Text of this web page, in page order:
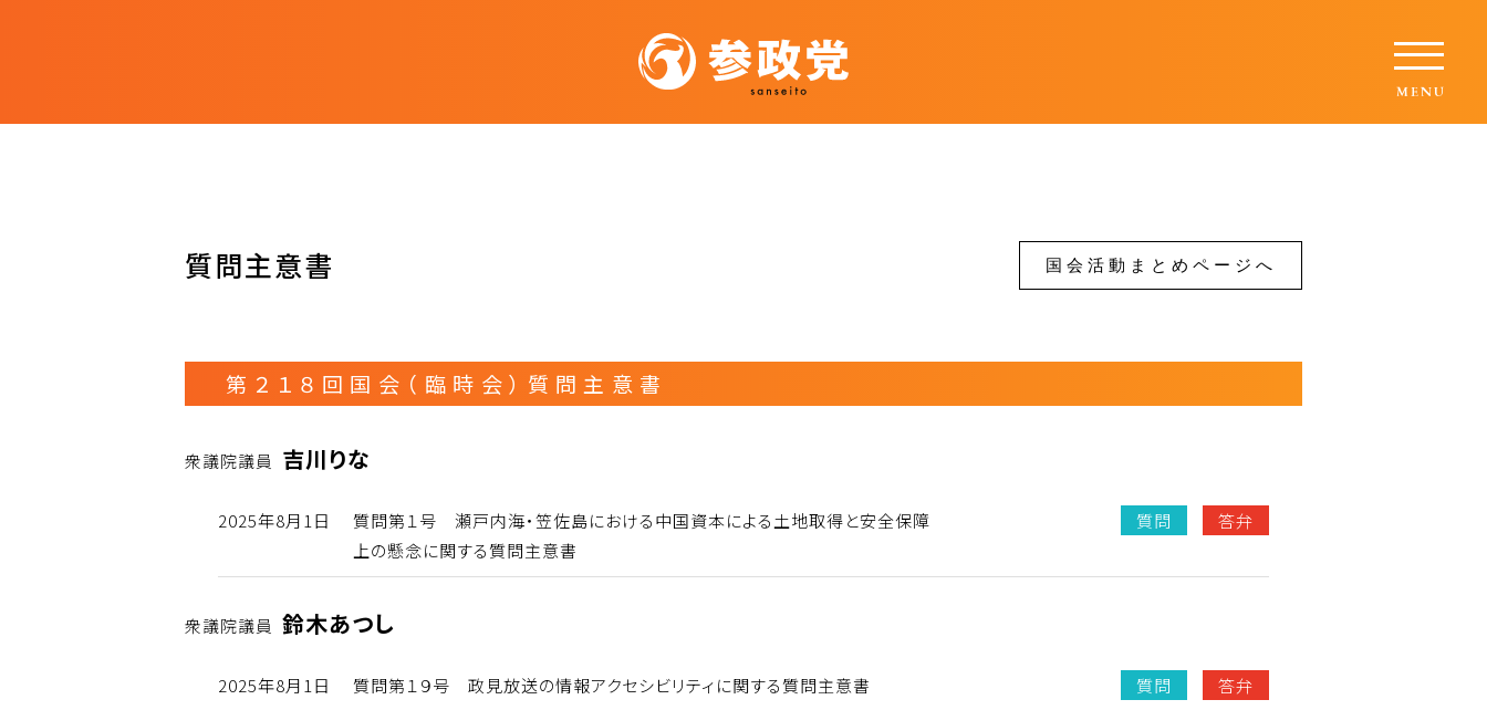
質問主意書 国会活動まとめページへ
第２１８回国会（臨時会）質問主意書
衆議院議員 吉川りな
2025年8月1日
質問第１号 瀬戸内海・笠佐島における中国資本による土地取得と安全保障
上の懸念に関する質問主意書
質問 答弁
衆議院議員 鈴木あつし
2025年8月1日 質問第１９号 政見放送の情報アクセシビリティに関する質問主意書 質問 答弁